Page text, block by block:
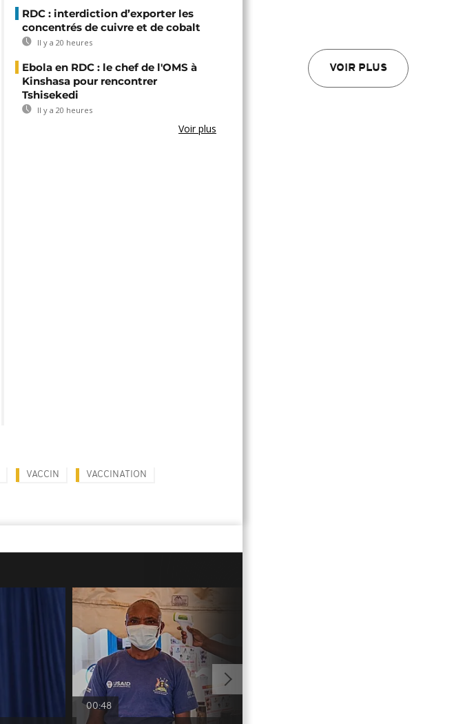
VOIR PLUS
RDC : interdiction d’exporter les
concentrés de cuivre et de cobalt
Il y a 20 heures
Ebola en RDC : le chef de l'OMS à
Kinshasa pour rencontrer
Tshisekedi
Il y a 20 heures
Voir plus
VACCIN VACCINATION
00:48